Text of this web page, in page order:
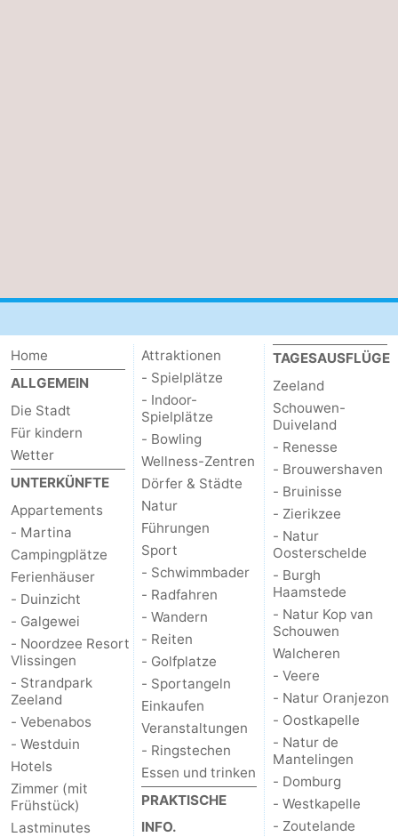
Home
ALLGEMEIN
Die Stadt
Für kindern
Wetter
UNTERKÜNFTE
Appartements
- Martina
Campingplätze
Ferienhäuser
- Duinzicht
- Galgewei
- Noordzee Resort
Vlissingen
- Strandpark
Zeeland
- Vebenabos
- Westduin
Hotels
Zimmer (mit
Frühstück)
Lastminutes
Attraktionen
- Spielplätze
- Indoor-
Spielplätze
- Bowling
Wellness-Zentren
Dörfer & Städte
Natur
Führungen
Sport
- Schwimmbader
- Radfahren
- Wandern
- Reiten
- Golfplatze
- Sportangeln
Einkaufen
Veranstaltungen
- Ringstechen
Essen und trinken
PRAKTISCHE
INFO.
TAGESAUSFLÜGE
Zeeland
Schouwen-
Duiveland
- Renesse
- Brouwershaven
- Bruinisse
- Zierikzee
- Natur
Oosterschelde
- Burgh
Haamstede
- Natur Kop van
Schouwen
Walcheren
- Veere
- Natur Oranjezon
- Oostkapelle
- Natur de
Mantelingen
- Domburg
- Westkapelle
- Zoutelande